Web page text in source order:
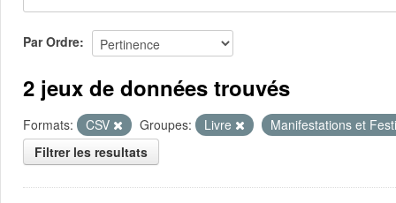
Demandes 0
À propos
Par Ordre
2 jeux de données trouvés
Formats: CSV Groupes: Livre
Manifestations et
Filtrer les resultats